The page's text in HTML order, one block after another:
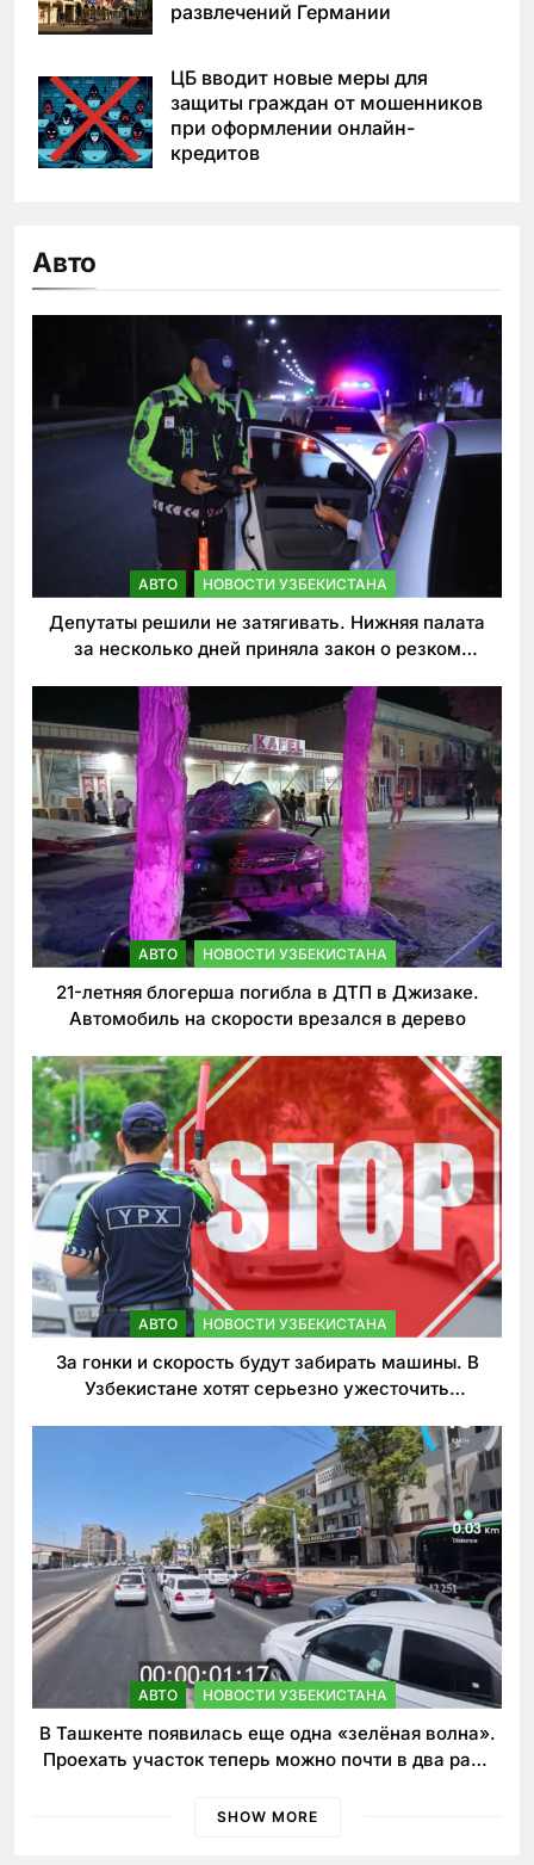
развлечений Германии
ЦБ вводит новые меры для
защиты граждан от мошенников
при оформлении онлайн-
кредитов
Авто
АВТО НОВОСТИ УЗБЕКИСТАНА
Депутаты решили не затягивать. Нижняя палата
за несколько дней приняла закон о резком
АВТО НОВОСТИ УЗБЕКИСТАНА
21-летняя блогерша погибла в ДТП в Джизаке.
Автомобиль на скорости врезался в дерево
АВТО НОВОСТИ УЗБЕКИСТАНА
За гонки и скорость будут забирать машины. В
Узбекистане хотят серьезно ужесточить
АВТО НОВОСТИ УЗБЕКИСТАНА
В Ташкенте появилась еще одна «зелёная волна».
Проехать участок теперь можно почти в два раза
SHOW MORE